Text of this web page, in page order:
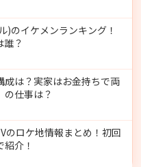
)のイケメンランキング！
誰？
成は？実家はお金持ちで両
の仕事は？
のロケ地情報まとめ！初回
介！